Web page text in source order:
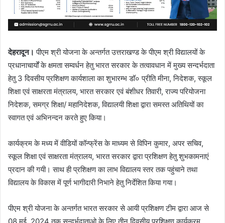
देहरादून। पीएम श्री योजना के अन्तर्गत उत्तराखण्ड के पीएम श्री विद्यालयों के
प्रधानाचार्यों के क्षमता सम्वर्धन हेतु भारत सरकार के तत्वावधान में मुख्य सन्दर्भदाता
हेतु 3 दिवसीय प्रशिक्षण कार्यशाला का शुभारम्भ डॉ० प्रीति मीना, निदेशक, स्कूल
शिक्षा एवं साक्षरता मंत्रालय, भारत सरकार एवं बंशीधर तिवारी, राज्य परियोजना
निदेशक, समग्र शिक्षा/ महानिदेशक, विद्यालयी शिक्षा द्वारा समस्त अतिथियों का
स्वागत एवं अभिनन्दन करते हुए किया।
कार्यक्रम के मध्य में वीडियों कॉन्फ्रेंस के माध्यम से विपिन कुमार, अपर सचिव,
स्कूल शिक्षा एवं साक्षरता मंत्रालय, भारत सरकार द्वारा प्रशिक्षण हेतु शुभकामनाएं
प्रदान की गयी। साथ ही प्रशिक्षण का लाभ विद्यालय स्तर तक पहुंचाने तथा
विद्यालय के विकास में पूर्ण भागीदारी निभाने हेतु निर्देशित किया गया।
पीएम श्री योजना के अन्तर्गत भारत सरकार से आयी प्रशिक्षण टीम द्वारा आज से
08 मई, 2024 तक सन्दर्भदाताओ के लिए तीन दिवसीय प्रशिक्षण कार्यक्रम